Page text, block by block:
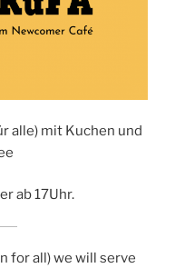
alle) mit Kuchen und
ab 17Uhr.
for all) we will serve